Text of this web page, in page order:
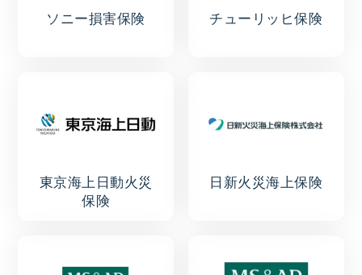
ソニー損害保険 チューリッヒ保険
東京海上日動火災
保険
日新火災海上保険